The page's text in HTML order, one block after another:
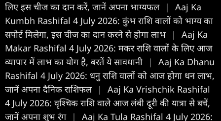
लिए इस चीज का दान करें, जानें अपना भाग्यफल |
Aaj Ka
Kumbh Rashifal 4 July 2026: कुंभ राशि वालों को भाग्य का
सपोर्ट मिलेगा, इस चीज का दान करने से होगा लाभ
|
Aaj Ka
Makar Rashifal 4 July 2026: मकर राशि वालों के लिए आज
व्यापार में लाभ का योग है, बरतें ये सावधानी
|
Aaj Ka Dhanu
Rashifal 4 July 2026: धनु राशि वालों को आज होगा धन लाभ,
जानें अपना दैनिक राशिफल |
Aaj Ka Vrishchik Rashifal
4 July 2026: वृश्चिक राशि वाले आज लंबी दूरी की यात्रा से बचें,
जानें अपना शुभ रंग |
Aaj Ka Tula Rashifal 4 July 2026: